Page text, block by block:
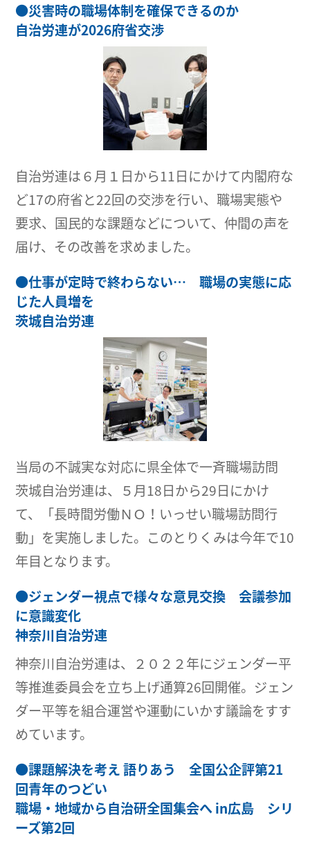
●災害時の職場体制を確保できるのか
自治労連が2026府省交渉
自治労連は６月１日から11日にかけて内閣府な
ど17の府省と22回の交渉を行い、職場実態や
要求、国民的な課題などについて、仲間の声を
届け、その改善を求めました。
●仕事が定時で終わらない… 職場の実態に応
じた人員増を
茨城自治労連
当局の不誠実な対応に県全体で一斉職場訪問
茨城自治労連は、５月18日から29日にかけ
て、「長時間労働ＮＯ！いっせい職場訪問行
動」を実施しました。このとりくみは今年で10
年目となります。
●ジェンダー視点で様々な意見交換 会議参加
に意識変化
神奈川自治労連
神奈川自治労連は、２０２２年にジェンダー平
等推進委員会を立ち上げ通算26回開催。ジェン
ダー平等を組合運営や運動にいかす議論をすす
めています。
●課題解決を考え 語りあう 全国公企評第21
回青年のつどい
職場・地域から自治研全国集会へ in広島 シリ
ーズ第2回